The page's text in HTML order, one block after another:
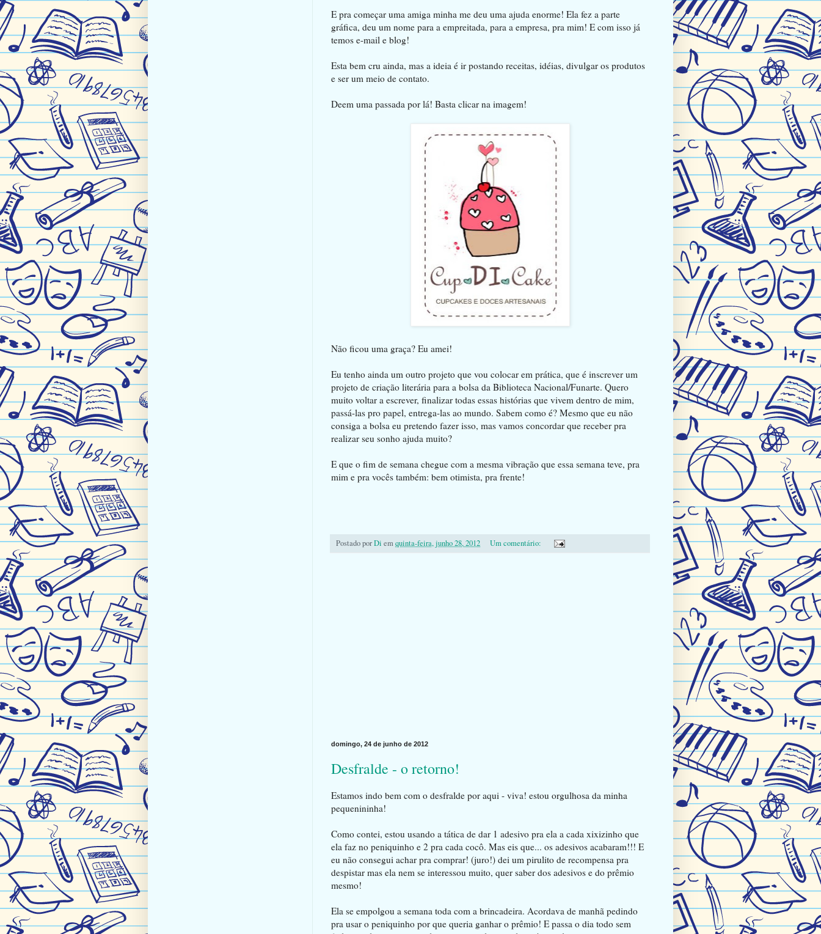
E pra começar uma amiga minha me deu uma ajuda enorme! Ela fez a parte
gráfica, deu um nome para a empreitada, para a empresa, pra mim! E com isso já
temos e-mail e blog!
Esta bem cru ainda, mas a ideia é ir postando receitas, idéias, divulgar os produtos
e ser um meio de contato.
Deem uma passada por lá! Basta clicar na imagem!
Não ficou uma graça? Eu amei!
Eu tenho ainda um outro projeto que vou colocar em prática, que é inscrever um
projeto de criação literária para a bolsa da Biblioteca Nacional/Funarte. Quero
muito voltar a escrever, finalizar todas essas histórias que vivem dentro de mim,
passá-las pro papel, entrega-las ao mundo. Sabem como é? Mesmo que eu não
consiga a bolsa eu pretendo fazer isso, mas vamos concordar que receber pra
realizar seu sonho ajuda muito?
E que o fim de semana chegue com a mesma vibração que essa semana teve, pra
mim e pra vocês também: bem otimista, pra frente!
Postado porDi emquinta-feira, junho 28, 2012 Um comentário:
domingo, 24 de junho de 2012
Desfralde - o retorno!
Estamos indo bem com o desfralde por aqui - viva! estou orgulhosa da minha
pequenininha!
Como contei, estou usando a tática de dar 1 adesivo pra ela a cada xixizinho que
ela faz no peniquinho e 2 pra cada cocô. Mas eis que... os adesivos acabaram!!! E
eu não consegui achar pra comprar! (juro!) dei um pirulito de recompensa pra
despistar mas ela nem se interessou muito, quer saber dos adesivos e do prêmio
mesmo!
Ela se empolgou a semana toda com a brincadeira. Acordava de manhã pedindo
pra usar o peniquinho por que queria ganhar o prêmio! E passa o dia todo sem